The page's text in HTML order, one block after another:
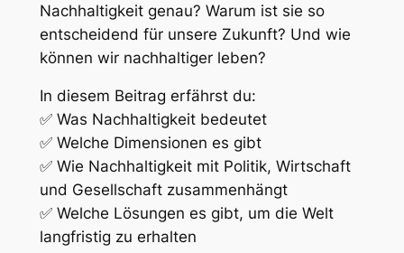
Nachhaltigkeit genau? Warum ist sie so
entscheidend für unsere Zukunft? Und wie
können wir nachhaltiger leben?
In diesem Beitrag erfährst du:
✅ Was Nachhaltigkeit bedeutet
✅ Welche Dimensionen es gibt
✅ Wie Nachhaltigkeit mit Politik, Wirtschaft
und Gesellschaft zusammenhängt
✅ Welche Lösungen es gibt, um die Welt
langfristig zu erhalten